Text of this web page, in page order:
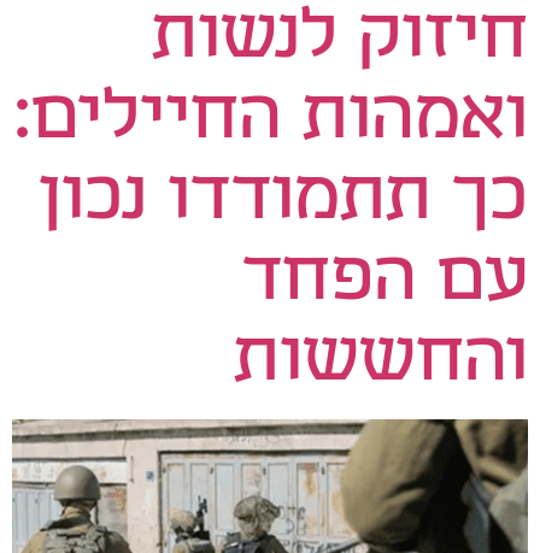
חיזוק לנשות
ואמהות החיילים:
כך תתמודדו נכון
עם הפחד
והחששות